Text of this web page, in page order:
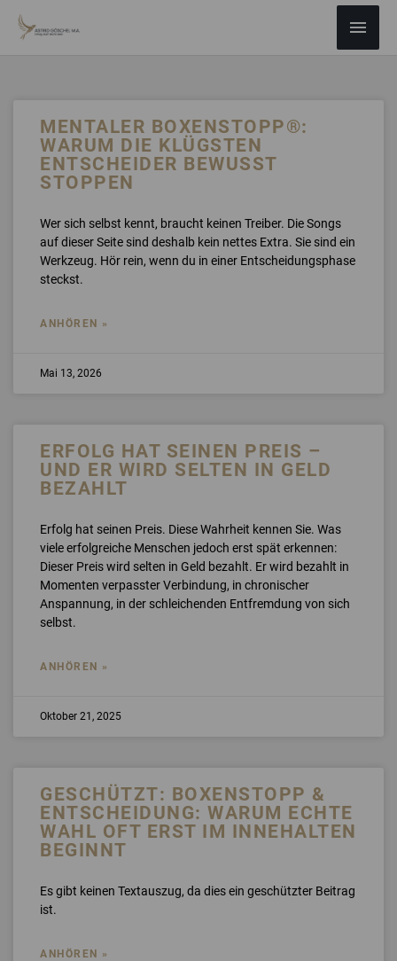
INHALT
MENTALER BOXENSTOPP®:
WARUM DIE KLÜGSTEN
ENTSCHEIDER BEWUSST
STOPPEN
Wer sich selbst kennt, braucht keinen Treiber. Die Songs
auf dieser Seite sind deshalb kein nettes Extra. Sie sind ein
Werkzeug. Hör rein, wenn du in einer Entscheidungsphase
steckst.
ANHÖREN »
Mai 13, 2026
ERFOLG HAT SEINEN PREIS –
UND ER WIRD SELTEN IN GELD
BEZAHLT
Erfolg hat seinen Preis. Diese Wahrheit kennen Sie. Was
viele erfolgreiche Menschen jedoch erst spät erkennen:
Dieser Preis wird selten in Geld bezahlt. Er wird bezahlt in
Momenten verpasster Verbindung, in chronischer
Anspannung, in der schleichenden Entfremdung von sich
selbst.
ANHÖREN »
Oktober 21, 2025
GESCHÜTZT: BOXENSTOPP &
ENTSCHEIDUNG: WARUM ECHTE
WAHL OFT ERST IM INNEHALTEN
BEGINNT
Es gibt keinen Textauszug, da dies ein geschützter Beitrag
ist.
ANHÖREN »